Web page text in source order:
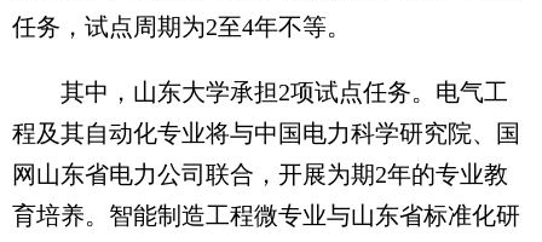
任务，试点周期为2至4年不等。
其中，山东大学承担2项试点任务。电气工
程及其自动化专业将与中国电力科学研究院、国
网山东省电力公司联合，开展为期2年的专业教
育培养。智能制造工程微专业与山东省标准化研